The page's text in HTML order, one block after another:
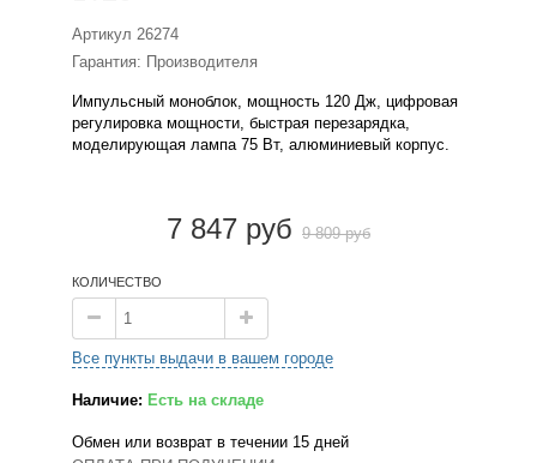
Артикул 26274
Гарантия: Производителя
Импульсный моноблок, мощность 120 Дж, цифровая
регулировка мощности, быстрая перезарядка,
моделирующая лампа 75 Вт, алюминиевый корпус.
7 847 руб 9 809 руб
КОЛИЧЕСТВО
Все пункты выдачи в вашем городе
Наличие: Есть на складе
Обмен или возврат в течении 15 дней